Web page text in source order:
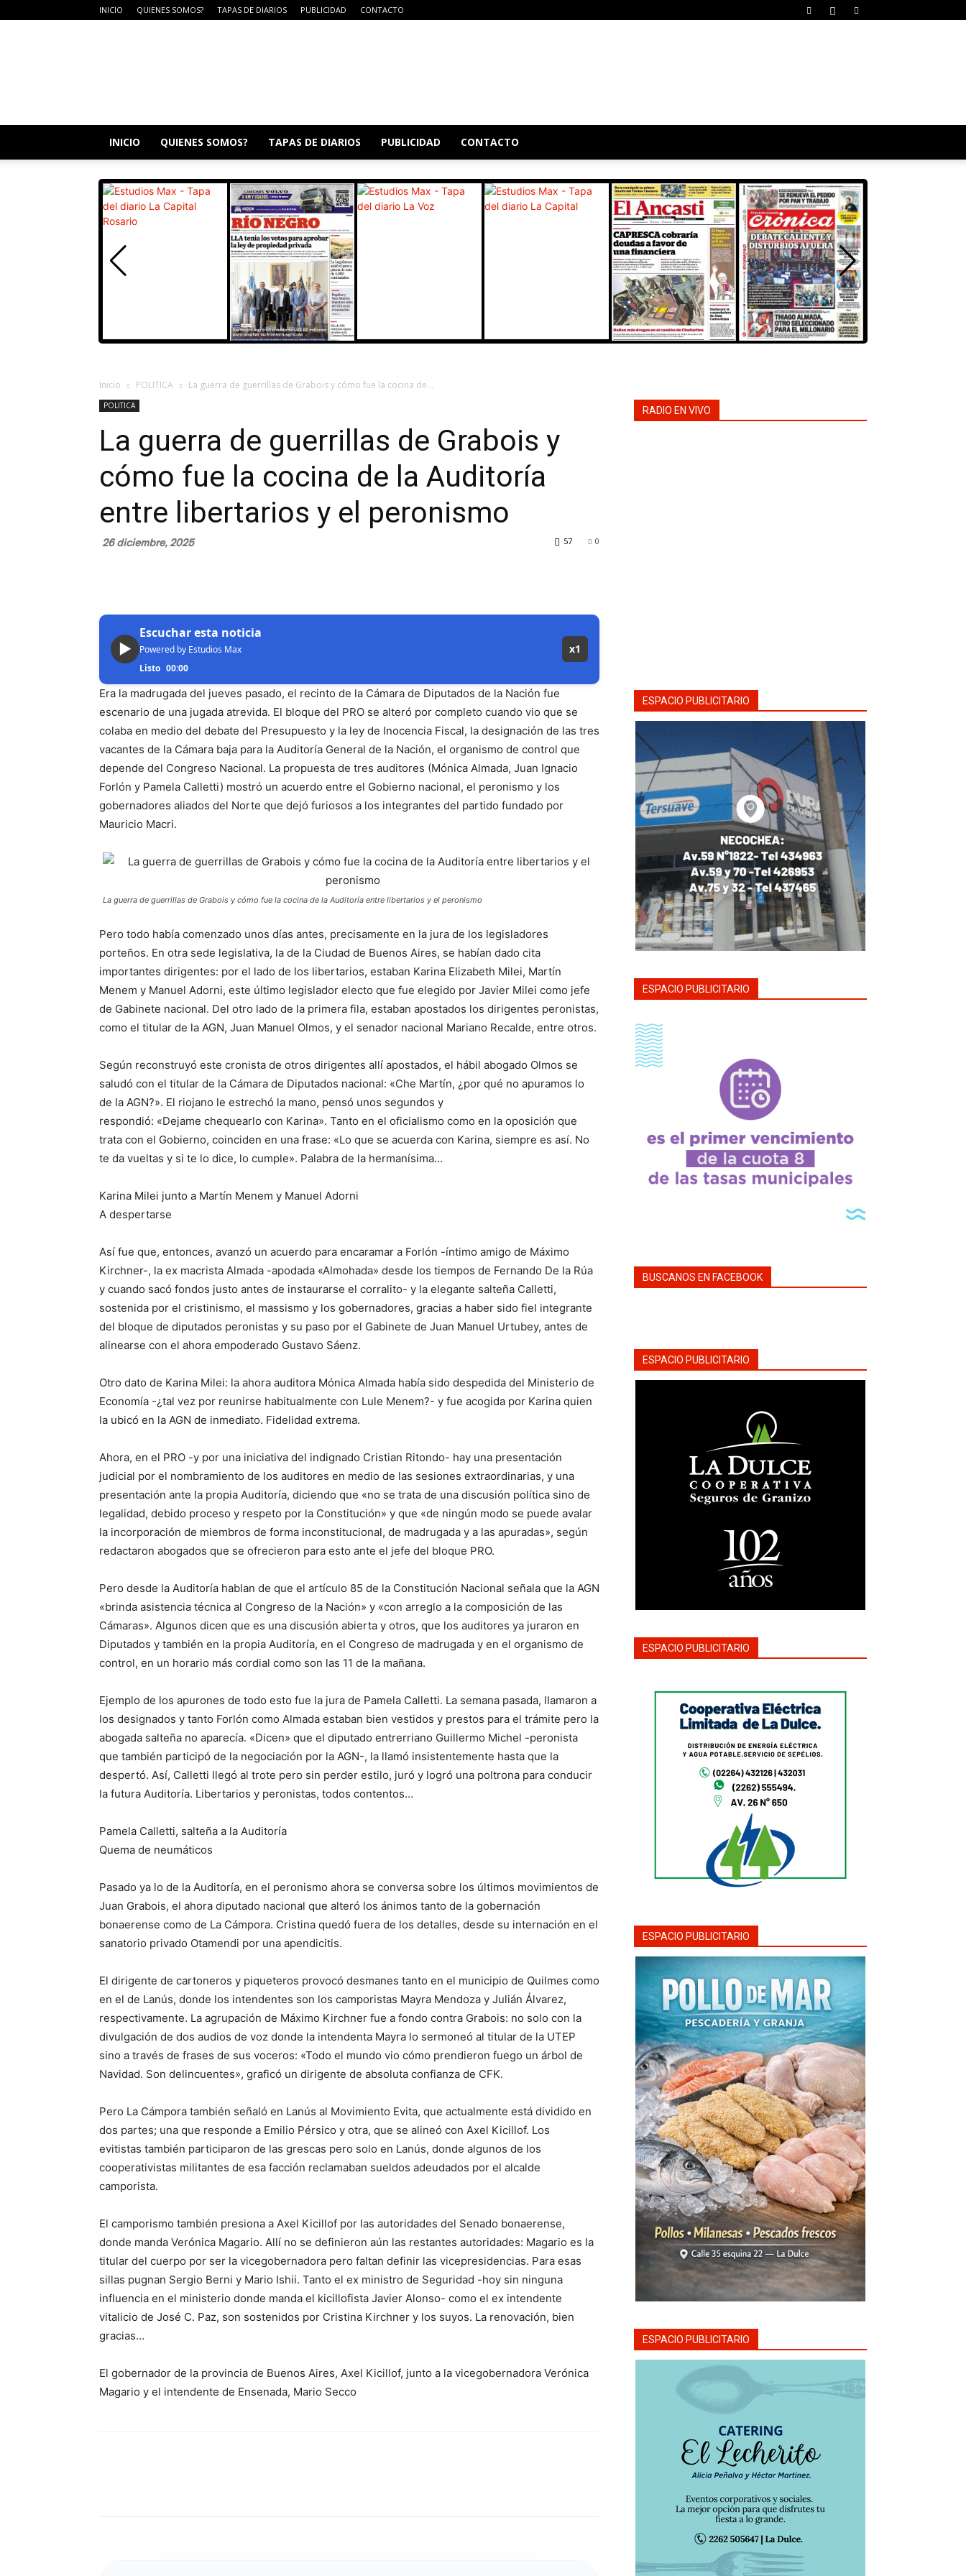
INICIO QUIENES SOMOS? TAPAS DE DIARIOS PUBLICIDAD CONTACTO
INICIO QUIENES SOMOS? TAPAS DE DIARIOS PUBLICIDAD CONTACTO
Inicio POLITICA La guerra de guerrillas de Grabois y cómo fue la cocina de...
POLITICA
La guerra de guerrillas de Grabois y
cómo fue la cocina de la Auditoría
entre libertarios y el peronismo
26 diciembre, 2025 0
57
▶
Escuchar esta noticia
Powered by Estudios Max
Listo 00:00
x1
Era la madrugada del jueves pasado, el recinto de la Cámara de Diputados de la Nación fue
escenario de una jugada atrevida. El bloque del PRO se alteró por completo cuando vio que se
colaba en medio del debate del Presupuesto y la ley de Inocencia Fiscal, la designación de las tres
vacantes de la Cámara baja para la Auditoría General de la Nación, el organismo de control que
depende del Congreso Nacional. La propuesta de tres auditores (Mónica Almada, Juan Ignacio
Forlón y Pamela Calletti) mostró un acuerdo entre el Gobierno nacional, el peronismo y los
gobernadores aliados del Norte que dejó furiosos a los integrantes del partido fundado por
Mauricio Macri.
La guerra de guerrillas de Grabois y cómo fue la cocina de la Auditoría entre libertarios y el peronismo
Pero todo había comenzado unos días antes, precisamente en la jura de los legisladores
porteños. En otra sede legislativa, la de la Ciudad de Buenos Aires, se habían dado cita
importantes dirigentes: por el lado de los libertarios, estaban Karina Elizabeth Milei, Martín
Menem y Manuel Adorni, este último legislador electo que fue elegido por Javier Milei como jefe
de Gabinete nacional. Del otro lado de la primera fila, estaban apostados los dirigentes peronistas,
como el titular de la AGN, Juan Manuel Olmos, y el senador nacional Mariano Recalde, entre otros.
Según reconstruyó este cronista de otros dirigentes allí apostados, el hábil abogado Olmos se
saludó con el titular de la Cámara de Diputados nacional: «Che Martín, ¿por qué no apuramos lo
de la AGN?». El riojano le estrechó la mano, pensó unos segundos y
respondió: «Dejame chequearlo con Karina». Tanto en el oficialismo como en la oposición que
trata con el Gobierno, coinciden en una frase: «Lo que se acuerda con Karina, siempre es así. No
te da vueltas y si te lo dice, lo cumple». Palabra de la hermanísima…
Karina Milei junto a Martín Menem y Manuel Adorni
A despertarse
Así fue que, entonces, avanzó un acuerdo para encaramar a Forlón -íntimo amigo de Máximo
Kirchner-, la ex macrista Almada -apodada «Almohada» desde los tiempos de Fernando De la Rúa
y cuando sacó fondos justo antes de instaurarse el corralito- y la elegante salteña Calletti,
sostenida por el cristinismo, el massismo y los gobernadores, gracias a haber sido fiel integrante
del bloque de diputados peronistas y su paso por el Gabinete de Juan Manuel Urtubey, antes de
alinearse con el ahora empoderado Gustavo Sáenz.
Otro dato de Karina Milei: la ahora auditora Mónica Almada había sido despedida del Ministerio de
Economía -¿tal vez por reunirse habitualmente con Lule Menem?- y fue acogida por Karina quien
la ubicó en la AGN de inmediato. Fidelidad extrema.
Ahora, en el PRO -y por una iniciativa del indignado Cristian Ritondo- hay una presentación
judicial por el nombramiento de los auditores en medio de las sesiones extraordinarias, y una
presentación ante la propia Auditoría, diciendo que «no se trata de una discusión política sino de
legalidad, debido proceso y respeto por la Constitución» y que «de ningún modo se puede avalar
la incorporación de miembros de forma inconstitucional, de madrugada y a las apuradas», según
redactaron abogados que se ofrecieron para esto ante el jefe del bloque PRO.
Pero desde la Auditoría hablan de que el artículo 85 de la Constitución Nacional señala que la AGN
«brinda asistencia técnica al Congreso de la Nación» y «con arreglo a la composición de las
Cámaras». Algunos dicen que es una discusión abierta y otros, que los auditores ya juraron en
Diputados y también en la propia Auditoría, en el Congreso de madrugada y en el organismo de
control, en un horario más cordial como son las 11 de la mañana.
Ejemplo de los apurones de todo esto fue la jura de Pamela Calletti. La semana pasada, llamaron a
los designados y tanto Forlón como Almada estaban bien vestidos y prestos para el trámite pero la
abogada salteña no aparecía. «Dicen» que el diputado entrerriano Guillermo Michel -peronista
que también participó de la negociación por la AGN-, la llamó insistentemente hasta que la
despertó. Así, Calletti llegó al trote pero sin perder estilo, juró y logró una poltrona para conducir
la futura Auditoría. Libertarios y peronistas, todos contentos…
Pamela Calletti, salteña a la Auditoría
Quema de neumáticos
Pasado ya lo de la Auditoría, en el peronismo ahora se conversa sobre los últimos movimientos de
Juan Grabois, el ahora diputado nacional que alteró los ánimos tanto de la gobernación
bonaerense como de La Cámpora. Cristina quedó fuera de los detalles, desde su internación en el
sanatorio privado Otamendi por una apendicitis.
El dirigente de cartoneros y piqueteros provocó desmanes tanto en el municipio de Quilmes como
en el de Lanús, donde los intendentes son los camporistas Mayra Mendoza y Julián Álvarez,
respectivamente. La agrupación de Máximo Kirchner fue a fondo contra Grabois: no solo con la
divulgación de dos audios de voz donde la intendenta Mayra lo sermoneó al titular de la UTEP
sino a través de frases de sus voceros: «Todo el mundo vio cómo prendieron fuego un árbol de
Navidad. Son delincuentes», graficó un dirigente de absoluta confianza de CFK.
Pero La Cámpora también señaló en Lanús al Movimiento Evita, que actualmente está dividido en
dos partes; una que responde a Emilio Pérsico y otra, que se alineó con Axel Kicillof. Los
evitistas también participaron de las grescas pero solo en Lanús, donde algunos de los
cooperativistas militantes de esa facción reclamaban sueldos adeudados por el alcalde
camporista.
El camporismo también presiona a Axel Kicillof por las autoridades del Senado bonaerense,
donde manda Verónica Magario. Allí no se definieron aún las restantes autoridades: Magario es la
titular del cuerpo por ser la vicegobernadora pero faltan definir las vicepresidencias. Para esas
sillas pugnan Sergio Berni y Mario Ishii. Tanto el ex ministro de Seguridad -hoy sin ninguna
influencia en el ministerio donde manda el kicillofista Javier Alonso- como el ex intendente
vitalicio de José C. Paz, son sostenidos por Cristina Kirchner y los suyos. La renovación, bien
gracias…
El gobernador de la provincia de Buenos Aires, Axel Kicillof, junto a la vicegobernadora Verónica
Magario y el intendente de Ensenada, Mario Secco
RADIO EN VIVO
ESPACIO PUBLICITARIO
ESPACIO PUBLICITARIO
BUSCANOS EN FACEBOOK
ESPACIO PUBLICITARIO
ESPACIO PUBLICITARIO
ESPACIO PUBLICITARIO
ESPACIO PUBLICITARIO